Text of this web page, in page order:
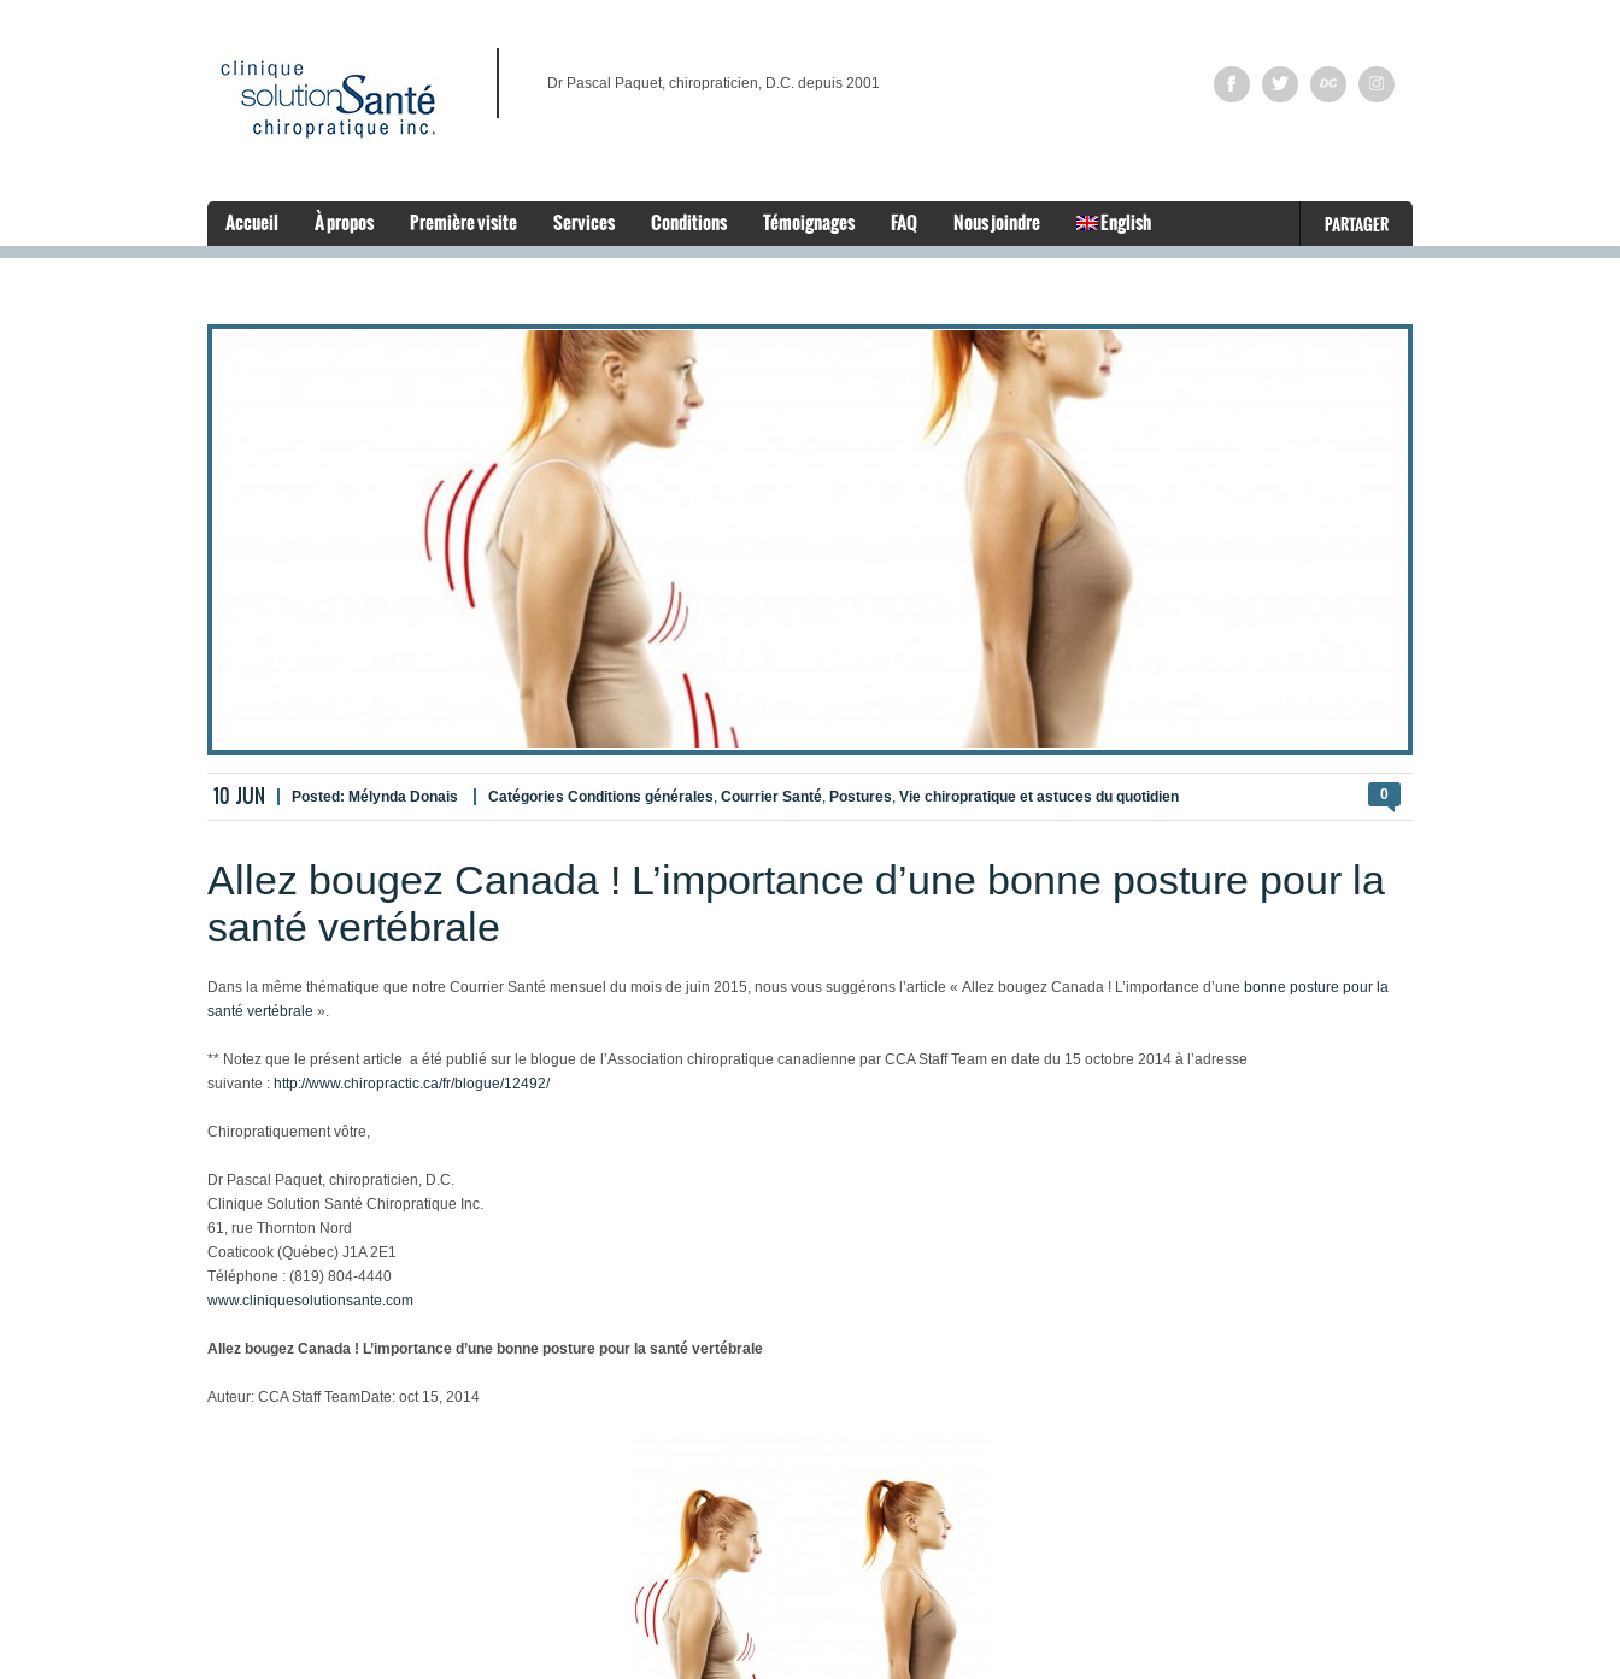
Dr Pascal Paquet, chiropraticien, D.C. depuis 2001
Accueil À propos Première visite Services Conditions Témoignages FAQ Nous joindre English PARTAGER
10 JUN Posted: Mélynda Donais Catégories Conditions générales Courrier Santé Postures Vie chiropratique et astuces du quotidien 0
Allez bougez Canada ! L’importance d’une bonne posture pour la
santé vertébrale
Dans la même thématique que notre Courrier Santé mensuel du mois de juin 2015, nous vous suggérons l’article « Allez bougez Canada ! L’importance d’une bonne posture pour la
santé vertébrale ».
** Notez que le présent article a été publié sur le blogue de l’Association chiropratique canadienne par CCA Staff Team en date du 15 octobre 2014 à l’adresse
suivante : http://www.chiropractic.ca/fr/blogue/12492/
Chiropratiquement vôtre,
Dr Pascal Paquet, chiropraticien, D.C.
Clinique Solution Santé Chiropratique Inc.
61, rue Thornton Nord
Coaticook (Québec) J1A 2E1
Téléphone : (819) 804-4440
www.cliniquesolutionsante.com
Allez bougez Canada ! L’importance d’une bonne posture pour la santé vertébrale
Auteur: CCA Staff TeamDate: oct 15, 2014